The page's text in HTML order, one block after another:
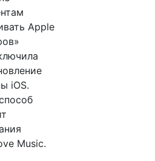
Apple
iOS.
Music.